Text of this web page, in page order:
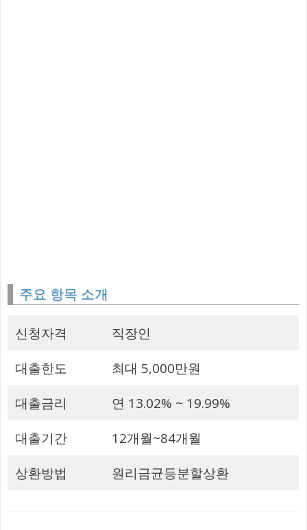
주요 항목 소개
신청자격
직장인
대출한도
최대 5,000만원
대출금리
연 13.02% ~ 19.99%
대출기간
12개월~84개월
상환방법
원리금균등분할상환